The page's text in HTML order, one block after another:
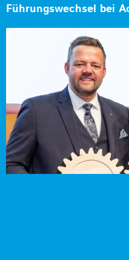
Führungswechsel bei